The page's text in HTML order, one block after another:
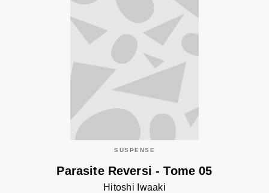
SUSPENSE
Parasite Reversi - Tome 05
Hitoshi Iwaaki